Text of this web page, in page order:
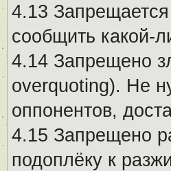
4.13
сообщить какой-
4.14 Запрещено
overquoting). Не
оппонентов,
4.15 Запрещено
подоплёку к